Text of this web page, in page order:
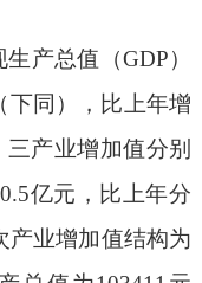
生产总值 （GDP）
下同），比上年增
产业增加值分别
亿元 ，比上年分
产业增加值结构为